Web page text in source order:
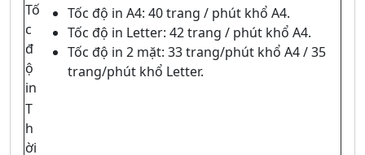
Tố
c
đ
ộ
in
Tốc độ in A4: 40 trang / phút khổ A4.
Tốc độ in Letter: 42 trang / phút khổ A4.
Tốc độ in 2 mặt: 33 trang/phút khổ A4 / 35
trang/phút khổ Letter.
T
h
ời